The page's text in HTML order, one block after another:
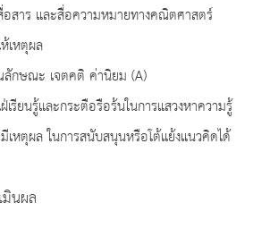
สื่อความหมายทางคณิตศาสตร์
ผล
เจตคติ ค่านิยม (A)
กระตือรือร้นในการแสวงหาความรู้
การสนับสนุนหรือโต้แย้งแนวคิดได้
นผล